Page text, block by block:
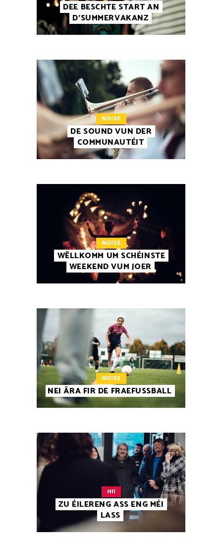
DEE BESCHTE START AN
D’SUMMERVAKANZ
NOISE
DE SOUND VUN DER
COMMUNAUTÉIT
NOISE
WËLLKOMM UM SCHÉINSTE
WEEKEND VUM JOER
NOISE
NEI ÄRA FIR DE FRAEFUSSBALL
HI!
ZU ÉILERENG ASS ENG MÉI
LASS